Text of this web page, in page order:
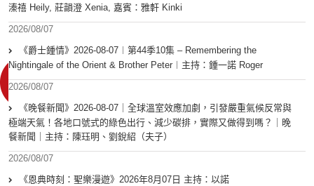
溱禧 Heily, 莊韻澄 Xenia, 嘉賓：雅軒 Kinki
2026/08/07
《爵士鍾情》2026-08-07︱第44季10集 – Remembering the
Nightingale of the Orient & Brother Peter︱主持：鍾一諾 Roger
2026/08/07
《晚餐新聞》2026-08-07｜全球溫室效應加劇，引發嚴重氣候反常與
極端天氣！各地口號式的綠色出行、減少碳排，實際又做得到嗎？｜晚
餐新聞｜主持：陳珏明、劉銳紹（夫子）
2026/08/07
《恩典時刻：聖樂漫遊》2026年8月07日 主持：以諾